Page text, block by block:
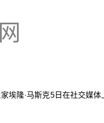
隆·马斯克5日在社交媒体